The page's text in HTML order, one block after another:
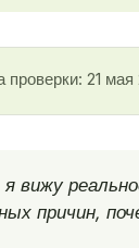
проверки: 21 мая
вижу
причин,